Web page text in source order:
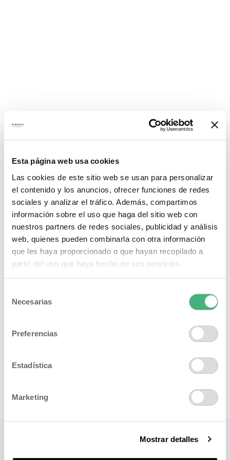
Esta página web usa cookies
Las cookies de este sitio web se usan para personalizar
el contenido y los anuncios, ofrecer funciones de redes
sociales y analizar el tráfico. Además, compartimos
información sobre el uso que haga del sitio web con
nuestros partners de redes sociales, publicidad y análisis
web, quienes pueden combinarla con otra información
que les haya proporcionado o que hayan recopilado a
partir del uso que haya hecho de sus servicios.
Necesarias
Preferencias
Estadística
Marketing
Mostrar detalles